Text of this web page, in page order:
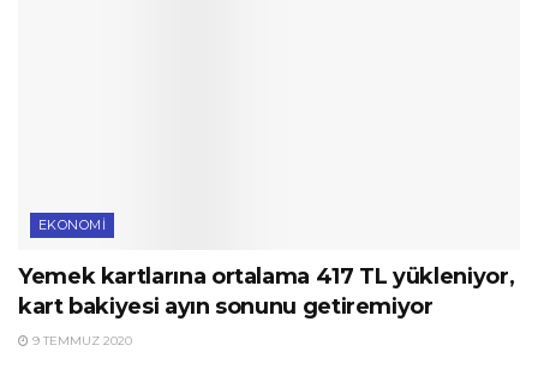
EKONOMI
Yemek kartlarına ortalama 417 TL yükleniyor,
kart bakiyesi ayın sonunu getiremiyor
9 TEMMUZ 2020